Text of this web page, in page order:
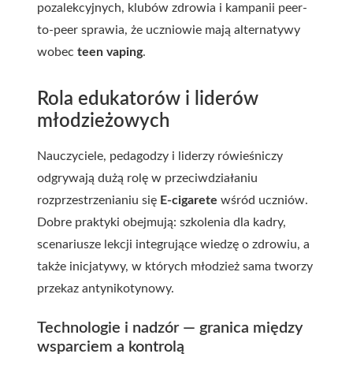
pozalekcyjnych, klubów zdrowia i kampanii peer-
to-peer sprawia, że uczniowie mają alternatywy
wobec teen vaping.
Rola edukatorów i liderów
młodzieżowych
Nauczyciele, pedagodzy i liderzy rówieśniczy
odgrywają dużą rolę w przeciwdziałaniu
rozprzestrzenianiu się E-cigarete wśród uczniów.
Dobre praktyki obejmują: szkolenia dla kadry,
scenariusze lekcji integrujące wiedzę o zdrowiu, a
także inicjatywy, w których młodzież sama tworzy
przekaz antynikotynowy.
Technologie i nadzór — granica między
wsparciem a kontrolą